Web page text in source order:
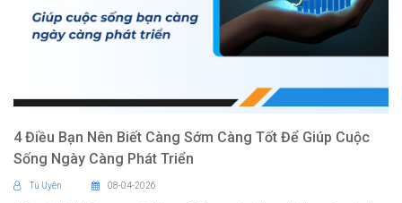
4 Điều Bạn Nên Biết Càng Sớm Càng Tốt Để Giúp Cuộc
Sống Ngày Càng Phát Triển
Tú Uyên 08-04-2026